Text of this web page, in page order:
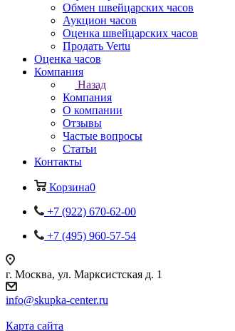
Обмен швейцарских часов
Аукцион часов
Оценка швейцарских часов
Продать Vertu
Оценка часов
Компания
Назад
Компания
О компании
Отзывы
Частые вопросы
Статьи
Контакты
Корзина0
+7 (922) 670-62-00
+7 (495) 960-57-54
г. Москва, ул. Марксистская д. 1
info@skupka-center.ru
Карта сайта